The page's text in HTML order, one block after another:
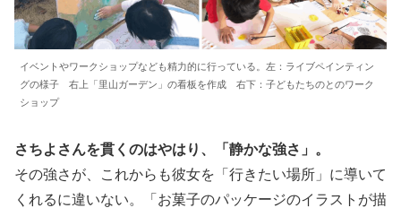
イベントやワークショップなども精力的に行っている。左：ライブペインティン
グの様子 右上「里山ガーデン」の看板を作成 右下：子どもたちのとのワーク
ショップ
さちよさんを貫くのはやはり、「静かな強さ」。
その強さが、これからも彼女を「行きたい場所」に導いて
くれるに違いない。「お菓子のパッケージのイラストが描